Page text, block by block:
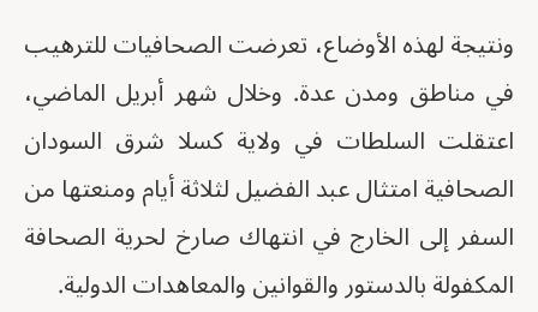
ونتيجة لهذه الأوضاع، تعرضت الصحافيات للترهيب
في مناطق ومدن عدة. وخلال شهر أبريل الماضي،
اعتقلت السلطات في ولاية كسلا شرق السودان
الصحافية امتثال عبد الفضيل لثلاثة أيام ومنعتها من
السفر إلى الخارج في انتهاك صارخ لحرية الصحافة
المكفولة بالدستور والقوانين والمعاهدات الدولية.